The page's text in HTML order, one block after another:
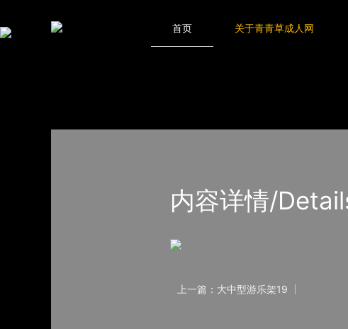
首页 关于青青草成人网
产品-工程展示 大中型游乐青青草APP污导航
内容详情/
上一篇：大中型游乐架19